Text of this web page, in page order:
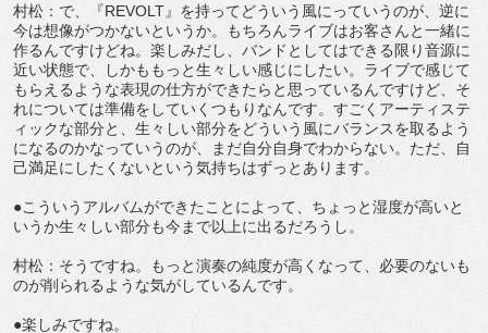
村松：で、『REVOLT』を持ってどういう風にっていうのが、逆に
今は想像がつかないというか。もちろんライブはお客さんと一緒に
作るんですけどね。楽しみだし、バンドとしてはできる限り音源に
近い状態で、しかももっと生々しい感じにしたい。ライブで感じて
もらえるような表現の仕方ができたらと思っているんですけど、そ
れについては準備をしていくつもりなんです。すごくアーティステ
ィックな部分と、生々しい部分をどういう風にバランスを取るよう
になるのかなっていうのが、まだ自分自身でわからない。ただ、自
己満足にしたくないという気持ちはずっとあります。
●こういうアルバムができたことによって、ちょっと湿度が高いと
いうか生々しい部分も今まで以上に出るだろうし。
村松：そうですね。もっと演奏の純度が高くなって、必要のないも
のが削られるような気がしているんです。
●楽しみですね。